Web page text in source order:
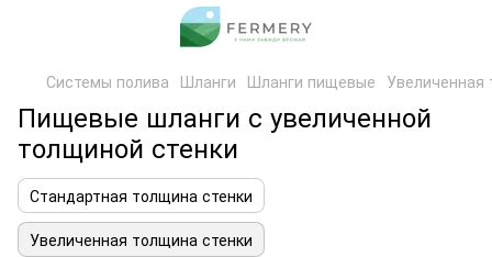
Системы полива Шланги Шланги пищевые Увеличенная
Пищевые шланги с увеличенной
толщиной стенки
Стандартная толщина стенки
Увеличенная толщина стенки